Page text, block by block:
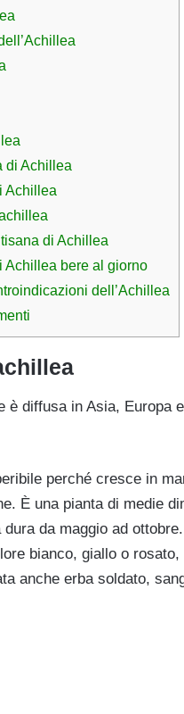
di Achillea
Achillea
di Achillea
Achillea bere al giorno
dell’Achillea
è diffusa in Asia, Europa
perché cresce in
È una pianta di medie
da maggio ad
bianco, giallo o
anche erba soldato,